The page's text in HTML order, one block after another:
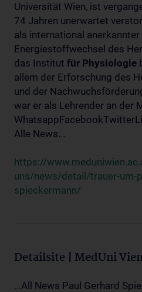
Universität Wien, ist
74 Jahren unerwartet
als international anerkannter
Energiestoffwechsel des
das Institut für Physiologie
allem der Erforschung des
und der
war er als Lehrender an der
Alle News...
https://
uns/news/detail/trauer-um-
spieckermann/
Detailsite | MedUni
...All News Paul Gerhard